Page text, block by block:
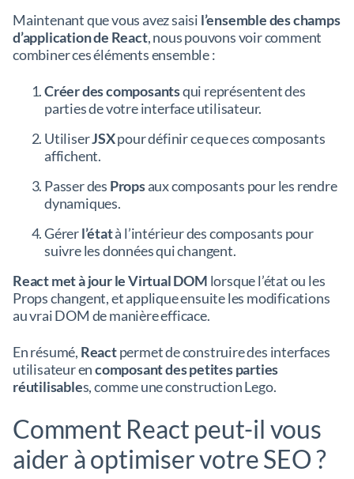
Maintenant que vous avez saisi l’ensemble des champs
d’application de React, nous pouvons voir comment
combiner ces éléments ensemble :
Créer des composantsqui représentent des
parties de votre interface utilisateur.
UtiliserJSXpour définir ce que ces composants
affichent.
Passer des Propsaux composants pour les rendre
dynamiques.
Gérerl’étatà l’intérieur des composants pour
suivre les données qui changent.
React met à jour le Virtual DOM lorsque l’état ou les
Props changent, et applique ensuite les modifications
au vrai DOM de manière efficace.
En résumé, Reactpermet de construire des interfaces
utilisateur encomposant des petites parties
réutilisables, comme une construction Lego.
Comment React peut-il vous
aider à optimiser votre SEO ?